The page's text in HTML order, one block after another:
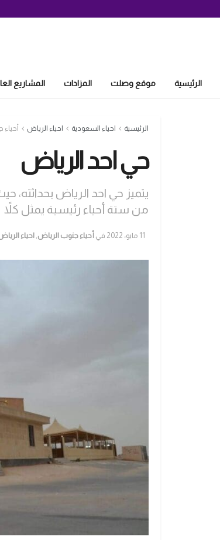
الرئيسية موقع وصلت المزادات المشاريع
الرئيسية احياء السعودية احياء الرياض
حي احد الرياض
يتميز حي احد الرياض بحداثته،
من ستة أحياء رئيسية يمثل كلاً
11 مايو، 2022 في أحياء جنوب الرياض احياء